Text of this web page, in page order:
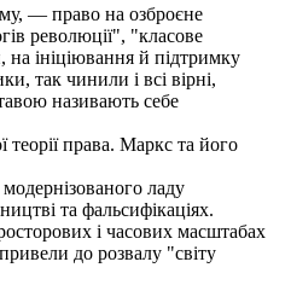
— право на озброєне
революції", "класове
ініціювання й підтримку
так чинили і всі вірні,
називають себе
теорії права. Маркс та його
ладу
та фальсифікаціях.
і часових масштабах
до розвалу "світу